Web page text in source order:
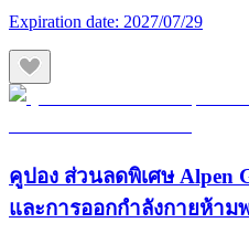
Expiration date: 2027/07/29
คูปอง ส่วนลดพิเศษ Alpen
และการออกกำลังกายห้าม